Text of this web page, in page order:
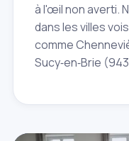
à l'œil non averti.
dans les villes
comme
Sucy‑en‑Brie